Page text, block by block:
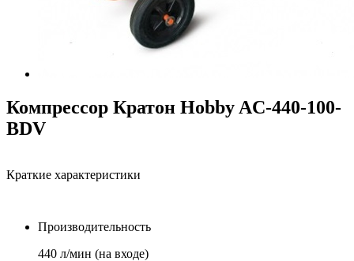
Компрессор Кратон Hobby AC-440-100-
BDV
Краткие характеристики
Производительность
440 л/мин (на входе)